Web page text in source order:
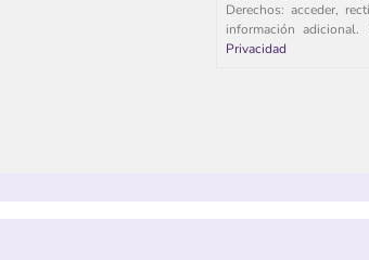
Derechos: acceder,
información
Privacidad